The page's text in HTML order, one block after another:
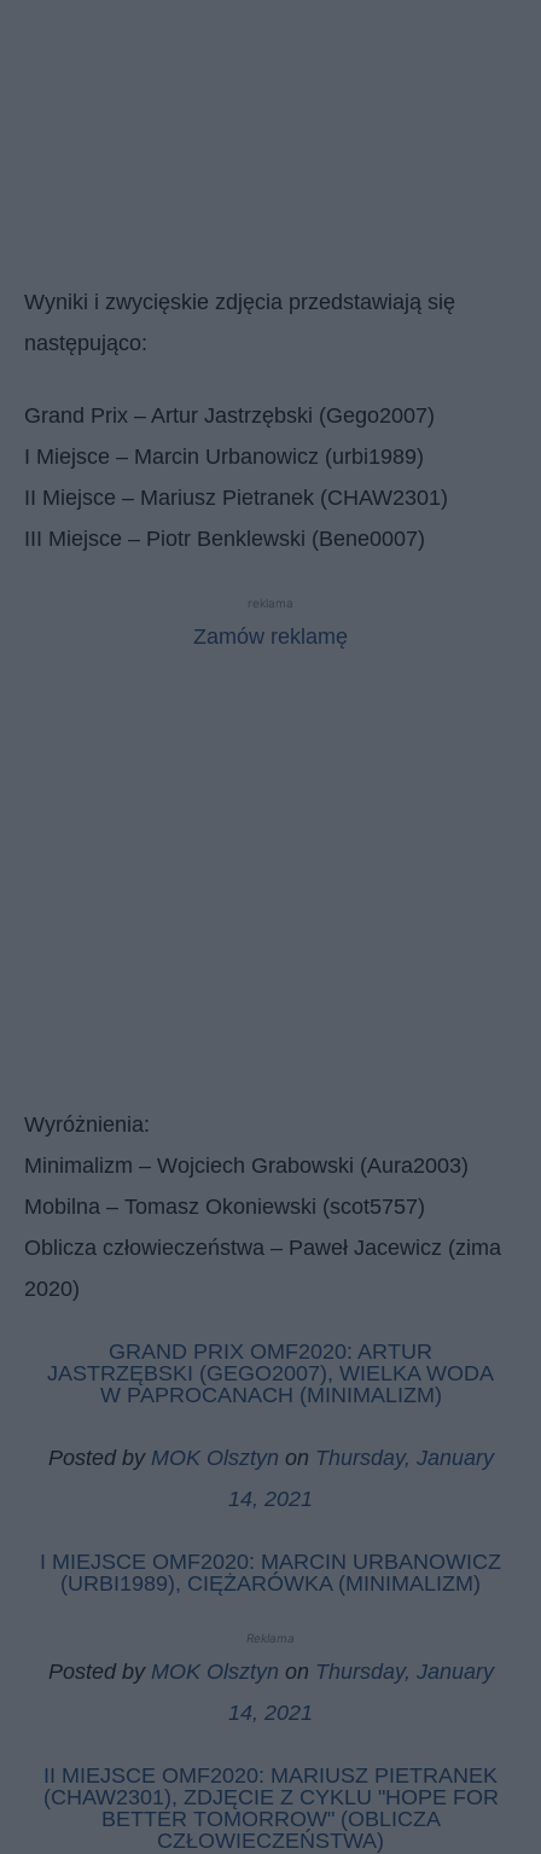
Wyniki i zwycięskie zdjęcia przedstawiają się
następująco:
Grand Prix – Artur Jastrzębski (Gego2007)
I Miejsce – Marcin Urbanowicz (urbi1989)
II Miejsce – Mariusz Pietranek (CHAW2301)
III Miejsce – Piotr Benklewski (Bene0007)
reklama
Zamów reklamę
Wyróżnienia:
Minimalizm – Wojciech Grabowski (Aura2003)
Mobilna – Tomasz Okoniewski (scot5757)
Oblicza człowieczeństwa – Paweł Jacewicz (zima
2020)
GRAND PRIX OMF2020: ARTUR
JASTRZĘBSKI (GEGO2007), WIELKA WODA
W PAPROCANACH (MINIMALIZM)
Posted by MOK Olsztyn on Thursday, January
14, 2021
I MIEJSCE OMF2020: MARCIN URBANOWICZ
(URBI1989), CIĘŻARÓWKA (MINIMALIZM)
Reklama
Posted by MOK Olsztyn on Thursday, January
14, 2021
II MIEJSCE OMF2020: MARIUSZ PIETRANEK
(CHAW2301), ZDJĘCIE Z CYKLU "HOPE FOR
BETTER TOMORROW" (OBLICZA
CZŁOWIECZEŃSTWA)